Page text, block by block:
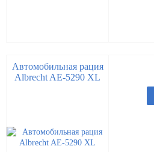
Автомобильная рация
Albrecht AE-5290 XL